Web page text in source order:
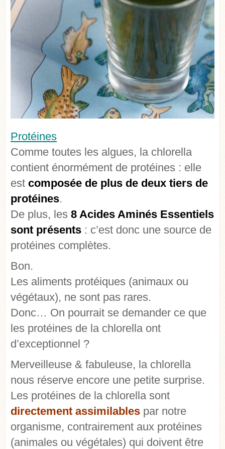
Protéines
Comme toutes les algues, la chlorella
contient énormément de protéines : elle
est composée de plus de deux tiers de
protéines.
De plus, les 8 Acides Aminés Essentiels
sont présents : c’est donc une source de
protéines complètes.
Bon.
Les aliments protéiques (animaux ou
végétaux), ne sont pas rares.
Donc… On pourrait se demander ce que
les protéines de la chlorella ont
d’exceptionnel ?
Merveilleuse & fabuleuse, la chlorella
nous réserve encore une petite surprise.
Les protéines de la chlorella sont
directement assimilables par notre
organisme, contrairement aux protéines
(animales ou végétales) qui doivent être